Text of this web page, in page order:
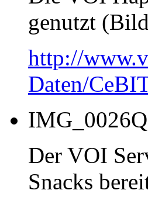
genutzt
http://
Daten/
Der VOI
Snacks